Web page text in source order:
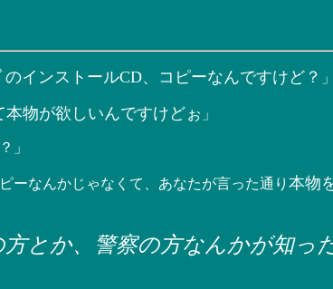
のインストールCD、コピーなんですけど？ 」
物が欲しいんですけどぉ 」
」
ーなんかじゃなくて、あなたが言った通り 本物
とか、警察の方なんかが知っ